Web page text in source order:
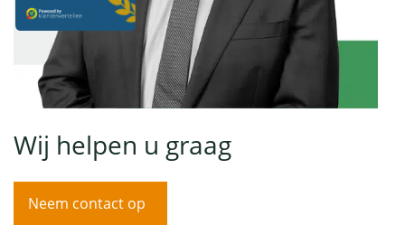
Wij helpen u graag
Neem contact op